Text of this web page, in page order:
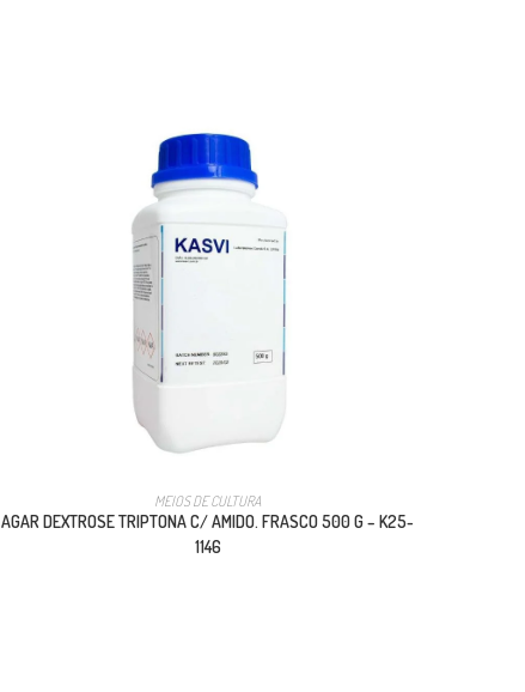
MEIOS DE CULTURA
AGAR DEXTROSE TRIPTONA C/ AMIDO. FRASCO 500 G – K25-
1146